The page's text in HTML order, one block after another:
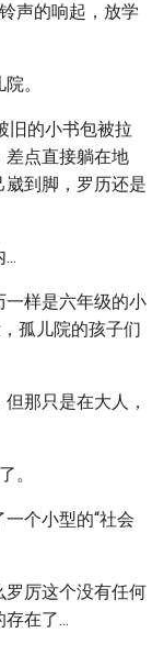
声的响起，放学
。
旧的小书包被拉
差点直接躺在地
到脚，罗历还是
一样是六年级的小
孤儿院的孩子们
那只是在大人，
。
个小型的“社会
罗厉这个没有任何
在了...